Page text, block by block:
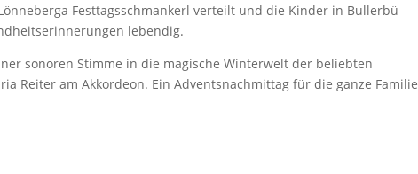
Festtagsschmankerl verteilt und die Kinder in Bullerbü
lebendig.
sonoren Stimme in die magische Winterwelt der beliebten
Reiter am Akkordeon. Ein Adventsnachmittag für die ganze Familie